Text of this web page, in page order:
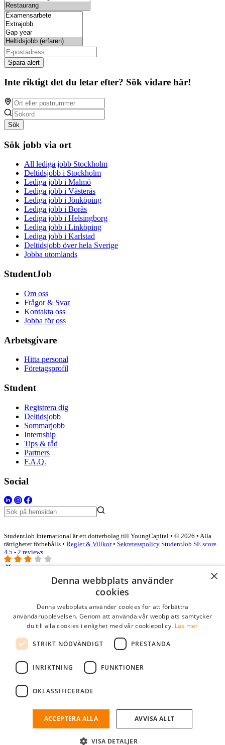
Spara alert
Inte riktigt det du letar efter? Sök vidare här!
Sök
Sök jobb via ort
All lediga jobb Stockholm
Deltidsjobb i Stockholm
Lediga jobb i Malmö
Lediga jobb i Västerås
Lediga jobb i Jönköping
Lediga jobb i Borås
Lediga jobb i Helsingborg
Lediga jobb i Linköping
Lediga jobb i Karlstad
Deltidsjobb över hela Sverige
Jobba utomlands
StudentJob
Om oss
Frågor & Svar
Kontakta oss
Jobba för oss
Arbetsgivare
Hitta personal
Företagsprofil
Student
Registrera dig
Deltidsjobb
Sommarjobb
Internship
Tips & råd
Partners
F.A.Q.
Social
StudentJob International är ett dotterbolag till YoungCapital • © 2026 • Alla
rättigheter förbehålls • Regler & Villkor• Sekretesspolicy StudentJob SE score
4.5 - 2 reviews
Logga in som företag
Lösenord
kom ihåg mig
logga in
Kostnadsfri företagsprofil
och söka efter passande kandidater till ditt företag.
×
Denna webbplats använder
cookies
Denna webbplats använder cookies för att förbättra
användarupplevelsen. Genom att använda vår webbplats samtycker
du till alla cookies i enlighet med vår cookiepolicy. Läs mer
STRIKT NÖDVÄNDIGT PRESTANDA
INRIKTNING FUNKTIONER
OKLASSIFICERADE
ACCEPTERA ALLA AVVISA ALLT
VISA DETALJER